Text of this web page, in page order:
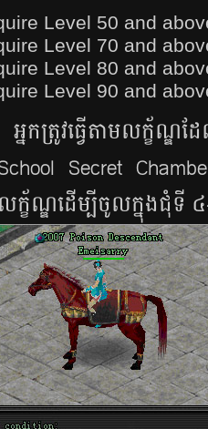
Level 50 and
Level 70 and
Level 80 and
Level 90 and
អ្នក​ត្រូវ​ធ្វើ​តាម​លក្ខ័ណ្
Secret
ក្ខ័ណ្ឌ​ដើម្បី​ចូល​ក្នុង​ជុំទី